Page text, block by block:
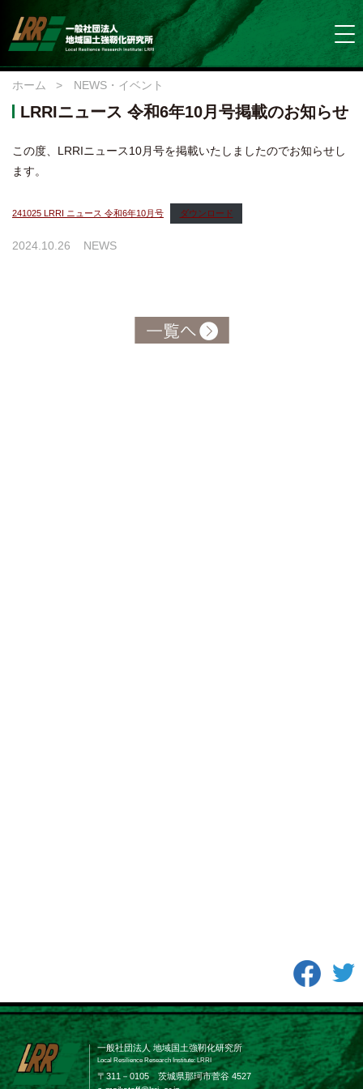
ホーム > NEWS・イベント
LRRIニュース 令和6年10月号掲載のお知らせ
この度、LRRIニュース10月号を掲載いたしましたのでお知らせし
ます。
241025 LRRI ニュース 令和6年10月号 ダウンロード
2024.10.26 NEWS
一般社団法人 地域国土強靭化研究所
Local Resilience Research Institute: LRRI
〒311－0105 茨城県那珂市菅谷 4527